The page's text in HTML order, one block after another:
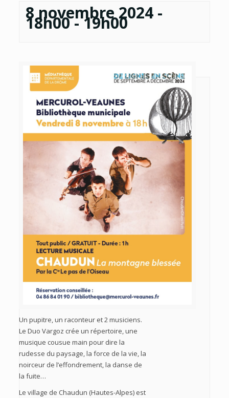
8 novembre 2024 -
18h00-19h00
Un pupitre, un raconteur et 2 musiciens.
Le Duo Vargoz crée un répertoire, une
musique cousue main pour dire la
rudesse du paysage, la force de la vie, la
noirceur de l’effondrement, la danse de
la fuite…
Le village de Chaudun (Hautes-Alpes) est